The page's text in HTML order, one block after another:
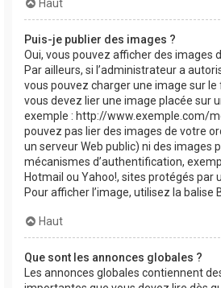
Haut
Puis-je publier des images ?
Oui, vous pouvez afficher des images
Par ailleurs, si l’administrateur a
vous pouvez charger une image sur
vous devez lier une image placée sur
exemple : http://www.exemple.com/
pouvez pas lier des images de votre
un serveur Web public) ni des images
mécanismes d’authentification,
Hotmail ou Yahoo!, sites protégés par
Pour afficher l’image, utilisez la balise
Haut
Que sont les annonces globales ?
Les annonces globales contiennent